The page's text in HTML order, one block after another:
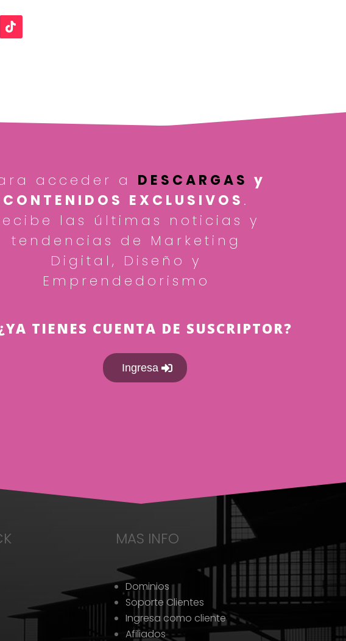
acceder a DESCARGAS y
CONTENIDOS EXCLUSIVOS .
las últimas noticias y
tendencias de Marketing
Digital, Diseño y
Emprendedorismo
TIENES CUENTA DE SUSCRIPTOR?
Ingresa
MAS INFO
Dominios
Soporte Clientes
Ingresa como cliente
Afiliados